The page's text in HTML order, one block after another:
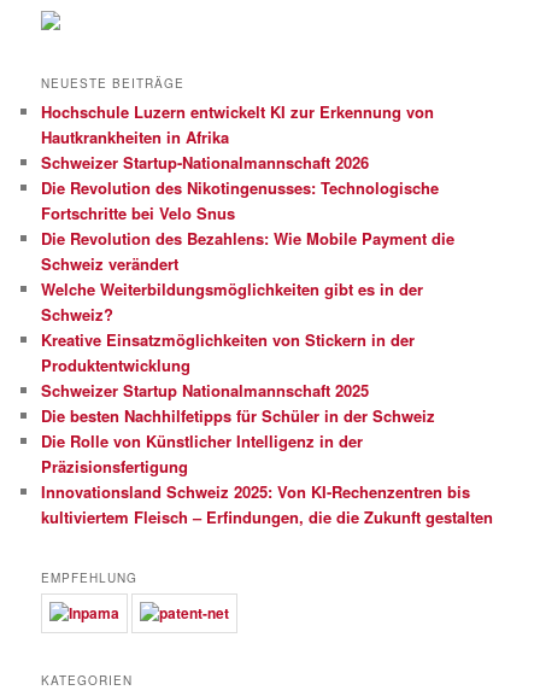
NEUESTE BEITRÄGE
Hochschule Luzern entwickelt KI zur Erkennung von
Hautkrankheiten in Afrika
Schweizer Startup-Nationalmannschaft 2026
Die Revolution des Nikotingenusses: Technologische
Fortschritte bei Velo Snus
Die Revolution des Bezahlens: Wie Mobile Payment die
Schweiz verändert
Welche Weiterbildungsmöglichkeiten gibt es in der
Schweiz?
Kreative Einsatzmöglichkeiten von Stickern in der
Produktentwicklung
Schweizer Startup Nationalmannschaft 2025
Die besten Nachhilfetipps für Schüler in der Schweiz
Die Rolle von Künstlicher Intelligenz in der
Präzisionsfertigung
Innovationsland Schweiz 2025: Von KI-Rechenzentren bis
kultiviertem Fleisch – Erfindungen, die die Zukunft gestalten
EMPFEHLUNG
KATEGORIEN